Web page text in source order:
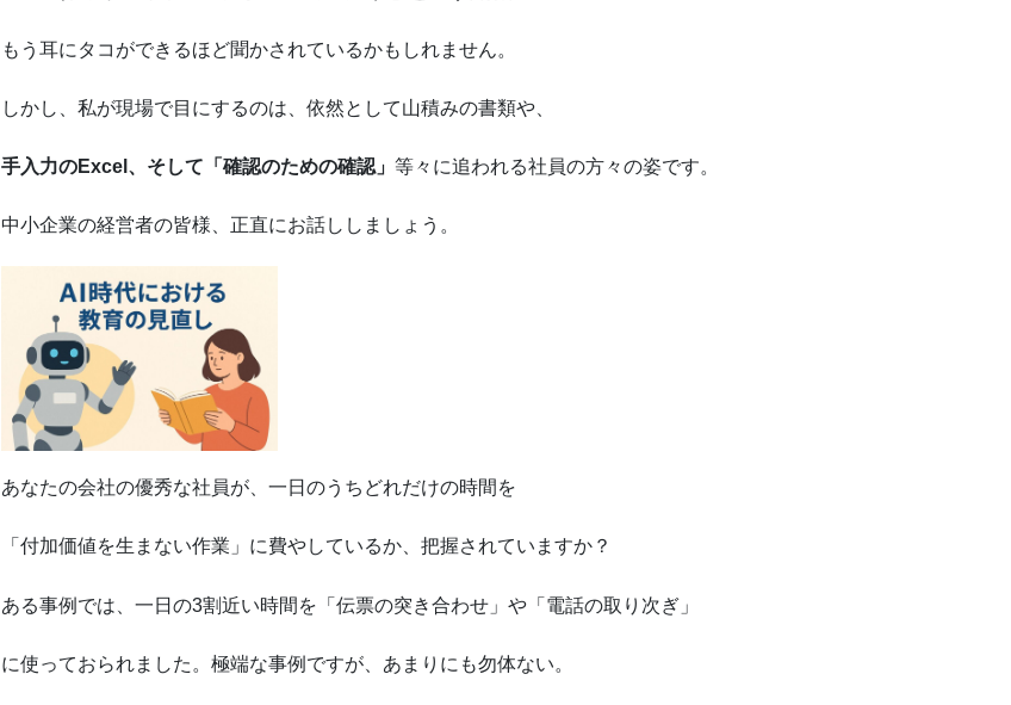
もう耳にタコができるほど聞かされているかもしれません。
しかし、私が現場で目にするのは、依然として山積みの書類や、
手入力のExcel、そして「確認のための確認」 等々に追われる社員の方々の姿です。
中小企業の経営者の皆様、正直にお話ししましょう。
あなたの会社の優秀な社員が、一日のうちどれだけの時間を
「付加価値を生まない作業」に費やしているか、把握されていますか？
ある事例では、一日の3割近い時間を「伝票の突き合わせ」や「電話の取り次ぎ」
に使っておられました。極端な事例ですが、あまりにも勿体ない。